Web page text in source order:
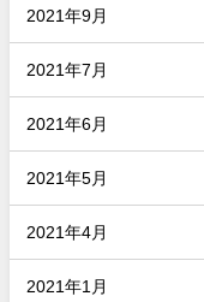
2021年9月
2021年7月
2021年6月
2021年5月
2021年4月
2021年1月